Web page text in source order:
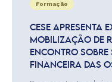
Formação
CESE APRESENTA
MOBILIZAÇÃO DE
ENCONTRO SOBRE
FINANCEIRA DAS